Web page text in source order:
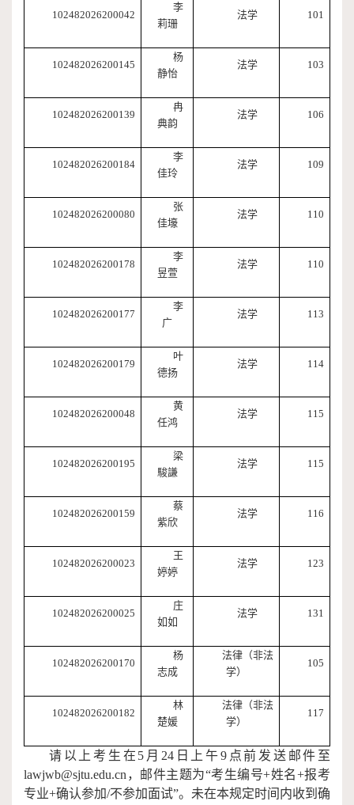
102482026200042
李
莉珊
法学 101
102482026200145
杨
静怡
法学 103
102482026200139
冉
典韵
法学 106
102482026200184
李
佳玲
法学 109
102482026200080
张
佳壕
法学 110
102482026200178
李
昱萱
法学 110
102482026200177
李
广
法学 113
102482026200179
叶
德扬
法学 114
102482026200048
黄
任鸿
法学 115
102482026200195
梁
駿謙
法学 115
102482026200159
蔡
紫欣
法学 116
102482026200023
王
婷婷
法学 123
102482026200025
庄
如如
法学 131
102482026200170
杨
志成
法律（非法
学）
105
102482026200182
林
楚媛
法律（非法
学）
117
请以上考生在 5 月 24日上午9点前发送邮件至
lawjwb@sjtu.edu.cn ，邮件主题为“考生编号+姓名+报考
专业+确认参加/不参加面试”。未在本规定时间内收到确